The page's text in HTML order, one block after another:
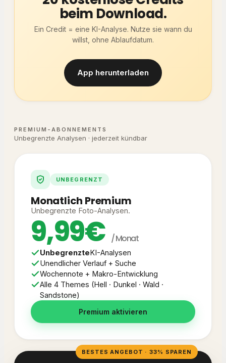
beim Download.
Ein Credit = eine KI-Analyse. Nutze sie wann du
willst, ohne Ablaufdatum.
App herunterladen
PREMIUM-ABONNEMENTS
Unbegrenzte Analysen · jederzeit kündbar
UNBEGRENZT
Monatlich Premium
Unbegrenzte Foto-Analysen.
9,99€ / Monat
UnbegrenzteKI-Analysen
Unendlicher Verlauf + Suche
Wochennote + Makro-Entwicklung
Alle 4 Themes (Hell · Dunkel · Wald ·
Sandstone)
Premium aktivieren
BESTES ANGEBOT · 33% SPAREN